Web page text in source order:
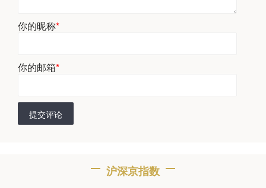
你的昵称*
你的邮箱*
提交评论
沪深京指数